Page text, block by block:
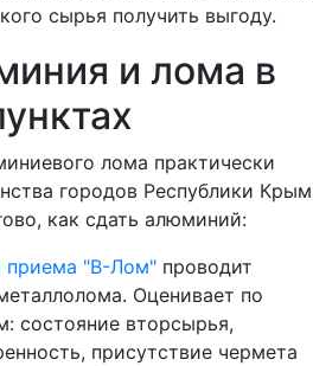
сырья получить выгоду.
и лома в
лома практически
городов Республики Крым
как сдать алюминий:
приема "В-Лом" проводит
Оценивает по
состояние вторсырья,
присутствие чермета